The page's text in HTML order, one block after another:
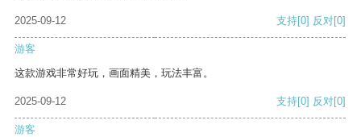
2025-09-12 支持[0] 反对[0]
游客
这款游戏非常好玩，画面精美，玩法丰富。
2025-09-12 支持[0] 反对[0]
游客